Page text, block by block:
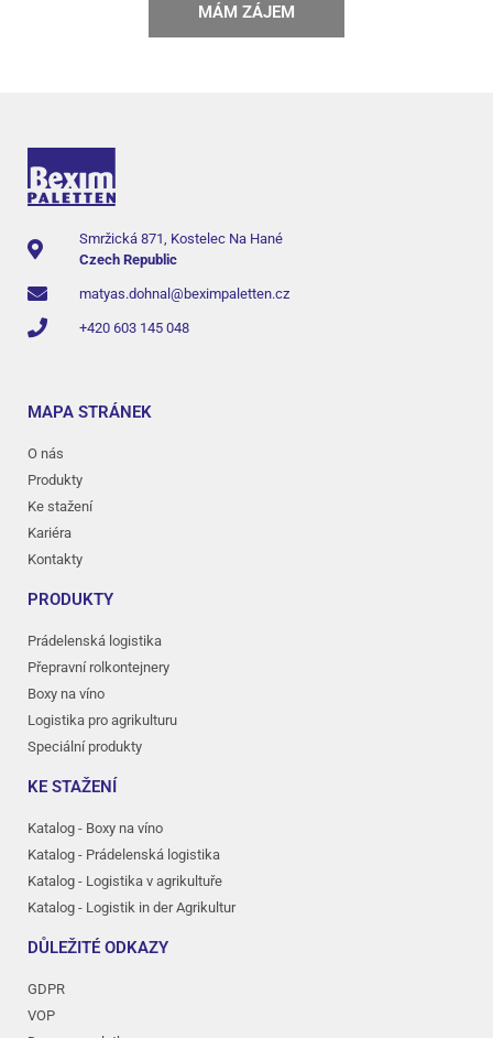
MÁM ZÁJEM
Smržická 871, Kostelec Na Hané
Czech Republic
matyas.dohnal@beximpaletten.cz
+420 603 145 048
MAPA STRÁNEK
O nás
Produkty
Ke stažení
Kariéra
Kontakty
PRODUKTY
Prádelenská logistika
Přepravní rolkontejnery
Boxy na víno
Logistika pro agrikulturu
Speciální produkty
KE STAŽENÍ
Katalog - Boxy na víno
Katalog - Prádelenská logistika
Katalog - Logistika v agrikultuře
Katalog - Logistik in der Agrikultur
DŮLEŽITÉ ODKAZY
GDPR
VOP